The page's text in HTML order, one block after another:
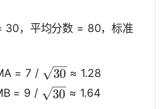
30，平均分数 = 80，标准
= 7 / \sqrt{30}
30 ≈ 1.28
= 9 / \sqrt{30}
30 ≈ 1.64